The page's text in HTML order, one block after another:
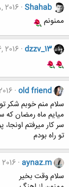
Shahab
2016
ممنونم
dzzv_13
2016
old friend
سلام منم خوبم شکر
میایم ماه رمضان
سر کار میرفتم
تو راه بودم
aynaz.m
سلام وقت بخیر